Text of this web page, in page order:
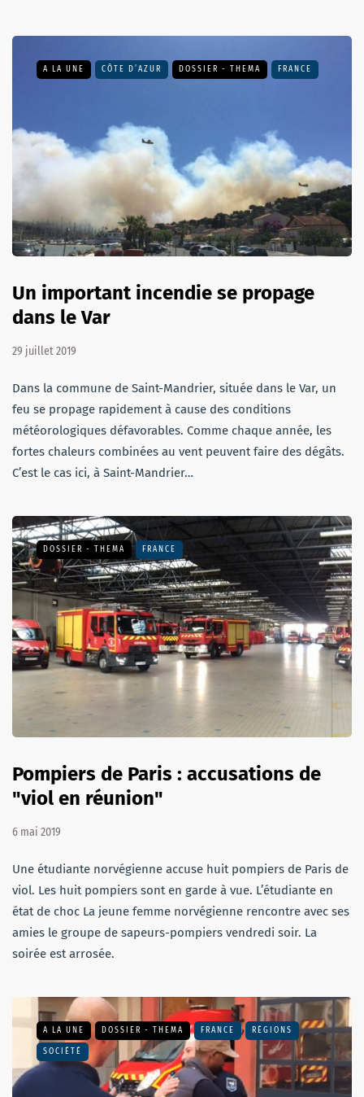
A LA UNE CÔTE D’AZUR DOSSIER - THEMA FRANCE
Un important incendie se propage
dans le Var
29 juillet 2019
Dans la commune de Saint-Mandrier, située dans le Var, un
feu se propage rapidement à cause des conditions
météorologiques défavorables. Comme chaque année, les
fortes chaleurs combinées au vent peuvent faire des dégâts.
C’est le cas ici, à Saint-Mandrier…
DOSSIER - THEMA FRANCE
Pompiers de Paris : accusations de
"viol en réunion"
6 mai 2019
Une étudiante norvégienne accuse huit pompiers de Paris de
viol. Les huit pompiers sont en garde à vue. L’étudiante en
état de choc La jeune femme norvégienne rencontre avec ses
amies le groupe de sapeurs-pompiers vendredi soir. La
soirée est arrosée.
A LA UNE DOSSIER - THEMA FRANCE RÉGIONS
SOCIÉTÉ